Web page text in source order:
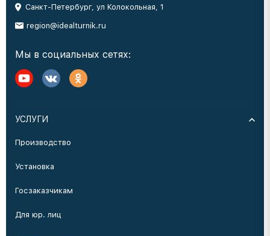
Санкт-Петербург, ул Колокольная, 1
region@idealturnik.ru
Мы в социальных сетях:
УСЛУГИ
Производство
Установка
Госзаказчикам
Для юр. лиц